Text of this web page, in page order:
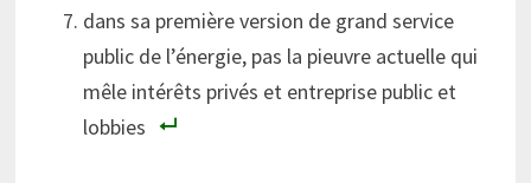
dans sa première version de grand service
public de l’énergie, pas la pieuvre actuelle qui
mêle intérêts privés et entreprise public et
lobbies